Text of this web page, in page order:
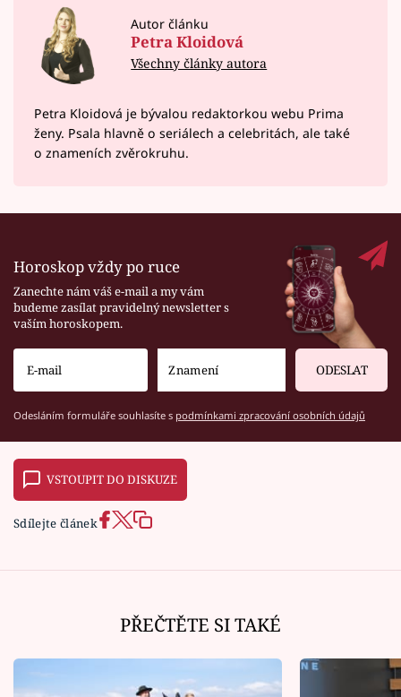
Autor článku
Petra Kloidová
Všechny články autora
Petra Kloidová je bývalou redaktorkou webu Prima
ženy. Psala hlavně o seriálech a celebritách, ale také
o znameních zvěrokruhu.
Horoskop vždy po ruce
Zanechte nám váš e-mail a my vám
budeme zasílat pravidelný newsletter s
vaším horoskopem.
ODESLAT
Odesláním formuláře souhlasíte s podmínkami zpracování osobních údajů
VSTOUPIT DO DISKUZE
Sdílejte článek
PŘEČTĚTE SI TAKÉ